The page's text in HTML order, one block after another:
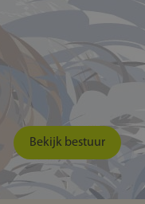
Bekijk bestuur